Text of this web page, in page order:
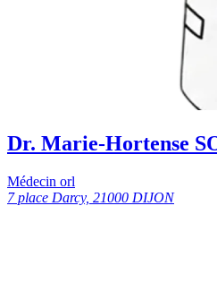
Dr. Marie-Hortense
Médecin orl
7 place Darcy, 21000 DIJON